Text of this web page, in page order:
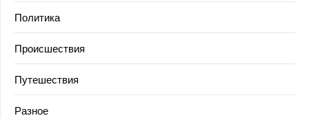
Политика
Происшествия
Путешествия
Разное